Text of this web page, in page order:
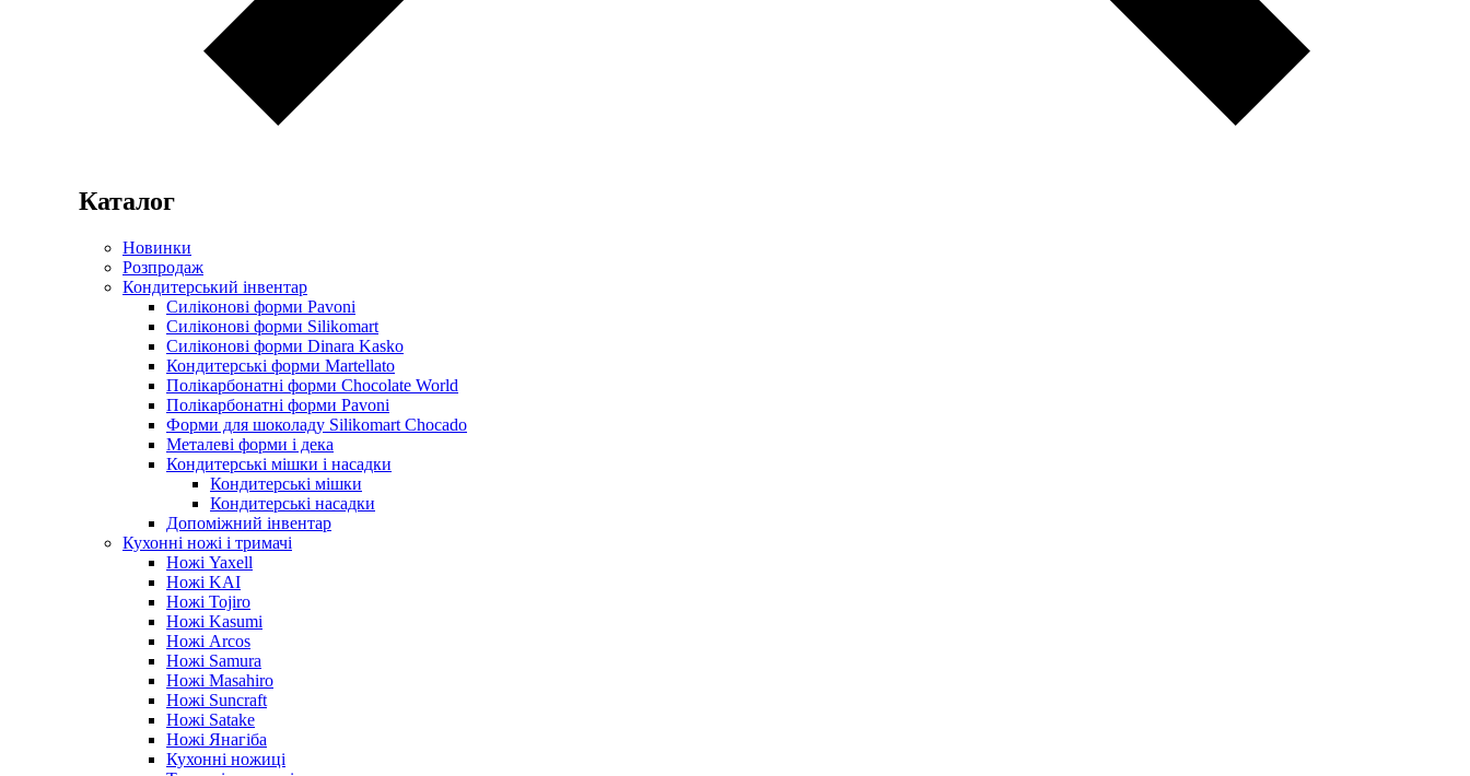
Каталог
Новинки
Розпродаж
Кондитерський інвентар
Силіконові форми Pavoni
Силіконові форми Silikomart
Силіконові форми Dinara Kasko
Кондитерські форми Martellato
Полікарбонатні форми Chocolate World
Полікарбонатні форми Pavoni
Форми для шоколаду Silikomart Chocado
Металеві форми і дека
Кондитерські мішки і насадки
Кондитерські мішки
Кондитерські насадки
Допоміжний інвентар
Кухонні ножі і тримачі
Ножі Yaxell
Ножі KAI
Ножі Tojiro
Ножі Kasumi
Ножі Arcos
Ножі Samura
Ножі Masahiro
Ножі Suncraft
Ножі Satake
Ножі Янагіба
Кухонні ножиці